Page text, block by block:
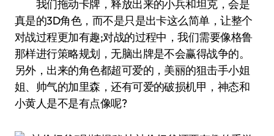
我们拖动卡牌，释放出来的小兵和坦克，会是
真是的3D角色，而不是只是出卡这么简单，让整个
对战过程更加有趣;对战的过程中，我们需要像格鲁
那样进行策略规划，无脑出牌是不会赢得战争的。
另外，出来的角色都超可爱的，美丽的狙击手小姐
姐、帅气的加里森，还有可爱的破损机甲，神态和
小黄人是不是有点像呢?